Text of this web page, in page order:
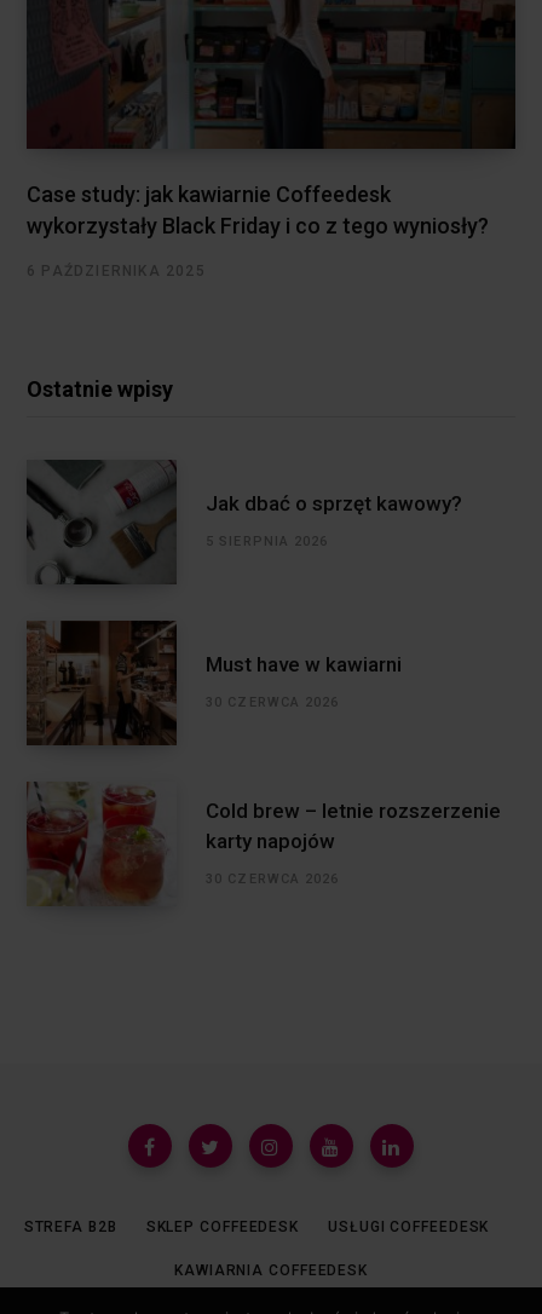
Case study: jak kawiarnie Coffeedesk
wykorzystały Black Friday i co z tego wyniosły?
6 PAŹDZIERNIKA 2025
Ostatnie wpisy
Jak dbać o sprzęt kawowy?
5 SIERPNIA 2026
Must have w kawiarni
30 CZERWCA 2026
Cold brew – letnie rozszerzenie
karty napojów
30 CZERWCA 2026
STREFA B2B SKLEP COFFEEDESK USŁUGI COFFEEDESK
KAWIARNIA COFFEEDESK